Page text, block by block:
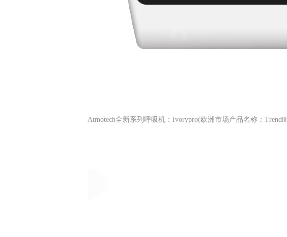
Atmotech全新系列呼吸机： Ivorypro(欧洲市场产品名称：Trend